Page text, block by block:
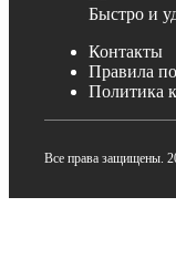
Быстро и
Контакты
Правила
Политика
Все права защищены.